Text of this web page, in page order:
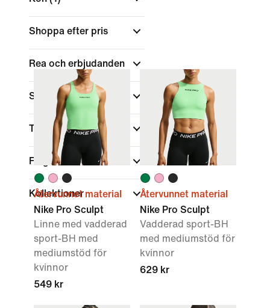
Shoppa efter pris
Rea och erbjudanden
Storlek
Typ av cup
Färg
Kollektioner
Återvunnet material
Nike Pro Sculpt
Linne med vadderad
sport-BH med
mediumstöd för
kvinnor
549 kr
Återvunnet material
Nike Pro Sculpt
Vadderad sport-BH
med mediumstöd för
kvinnor
629 kr